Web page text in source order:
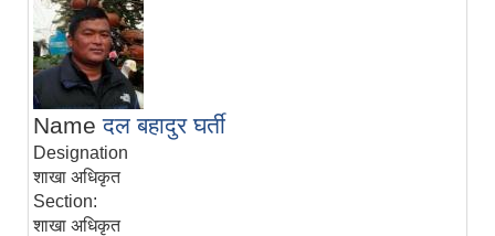
Name दल बहादुर घर्ती
Designation
शाखा अधिकृत
Section:
शाखा अधिकृत